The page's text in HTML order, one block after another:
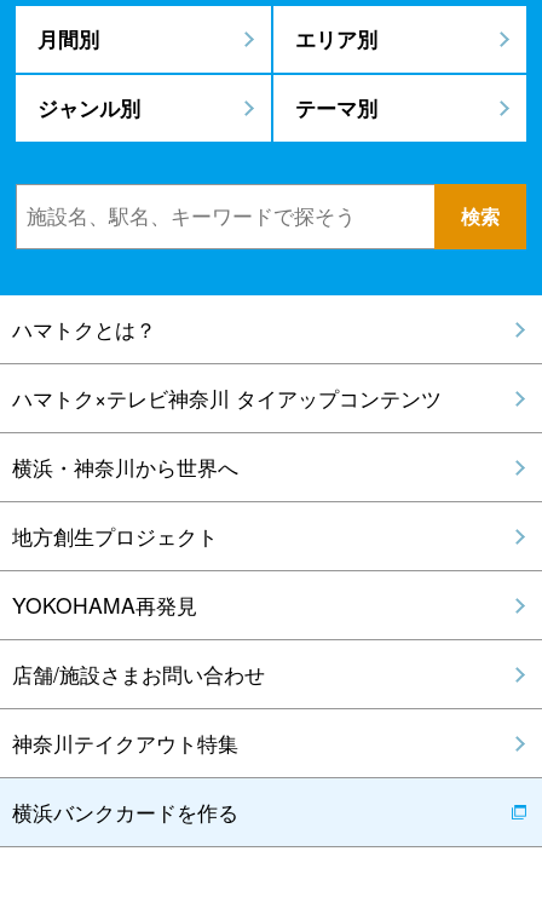
月間別 エリア別
ジャンル別 テーマ別
ハマトクとは？
ハマトク×テレビ神奈川 タイアップコンテンツ
横浜・神奈川から世界へ
地方創生プロジェクト
YOKOHAMA再発見
店舗/施設さまお問い合わせ
神奈川テイクアウト特集
横浜バンクカードを作る